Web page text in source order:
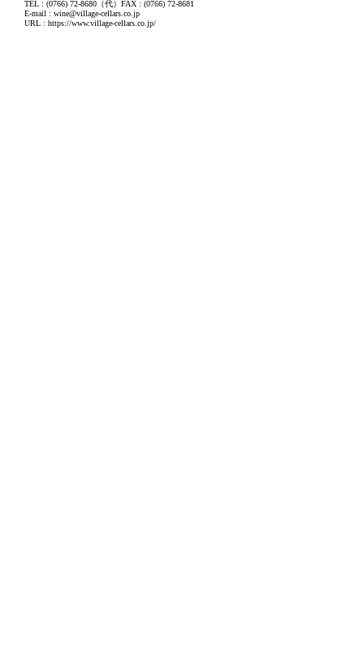
TEL : (0766) 72-8680（代）FAX : (0766) 72-8681
E-mail : wine@village-cellars.co.jp
URL : https://www.village-cellars.co.jp/